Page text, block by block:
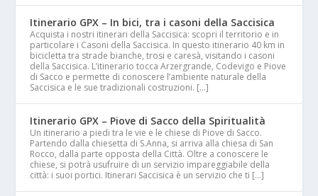
Itinerario GPX – In bici, tra i casoni della Saccisica
Acquista i nostri itinerari della Saccisica: scopri il territorio e in
particolare i Casoni della Saccisica. In questo itinerario 40 km in
bicicletta tra strade bianche, trosi e caresà, visitando i casoni
della Saccisica. L’itinerario tocca Arzergrande, Codevigo e Piove
di Sacco e permette di conoscere l’ambiente naturale della
Saccisica e le sue tradizionali costruzioni. […]
Itinerario GPX – Piove di Sacco della Spiritualità
Un itinerario a piedi tra le vie e le chiese di Piove di Sacco.
Partendo dalla chiesetta di S.Anna, si arriva alla chiesa di San
Rocco, dalla parte opposta della Città. Oltre a conoscere le
chiese, si potrà usufruire di un servizio impareggiabile della
città: i suoi portici. Itinerari Saccisica è un servizio che ti […]